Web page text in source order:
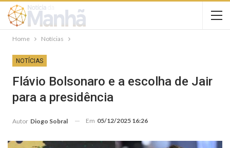
Home Notícias
NOTÍCIAS
Flávio Bolsonaro e a escolha de Jair
para a presidência
Autor Diogo Sobral Em 05/12/2025 16:26